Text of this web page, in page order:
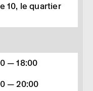
10, le quartier
— 18:00
— 20:00